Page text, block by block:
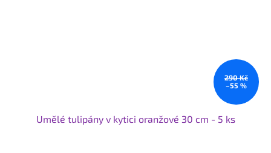
290 Kč
–55 %
Umělé tulipány v kytici oranžové 30 cm - 5 ks